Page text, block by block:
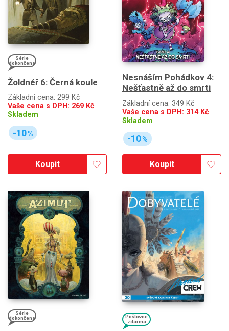
Série
dokončena
Žoldnéř 6: Černá koule
Základní cena: 299 Kč
Vaše cena s DPH: 269 Kč
Skladem
-10%
Koupit
Nesnáším Pohádkov 4:
Nešťastně až do smrti
Základní cena: 349 Kč
Vaše cena s DPH: 314Kč
Skladem
-10%
Koupit
Série
dokončena
Poštovné
zdarma